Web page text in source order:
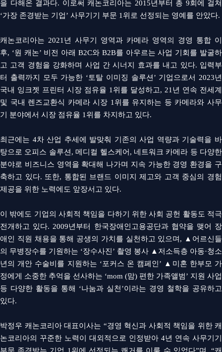
을 다해온 결과다. 이로써 캐논코리아는 2015년부터 총 9회에 걸쳐
‘가장 존경받는 기업’ 사무기기 부문 1 위로 선정되는 영예를 안았다.
캐논코리아는 2021 년 사무기 영역과 카메라 영역의 경영 통합 이
후, ‘원 캐논’ 비전 아래 B2C와 B2B를 아우르는 사업 기회를 발굴하
고 고객 경험을 강화하며 사업 간 시너지 효과를 내고 있다. 입력부
터 출력까지 모두 가능한 ‘토탈 이미징 솔루션’ 기업으로서
2023년
국내 잉크젯 프린터 시장 점유율 1 위를 달성하고, 21 년 연속 전세계
및 국내 렌즈교환식 카메라 시장 1 위를 유지하는 등 카메라와 사무
기 분야에서 시장 점유율 1 위를 차지하고 있다.
최근에는 4차 산업 추세에 발맞춰 기존의 사업 역량과 기술력을 바
탕으로 오피스 솔루션 ,메디컬 헬스케어 , 네트워크 카메라 등 다양한
분야로 비즈니스 영역을 확대해 나가며 지속 가능한 경영 환경을 구
축하고 있다. 또한, 통합된 브랜드 이미지 제고와 고객 중심의 경험
제공을 위한 노력에도 앞장서고 있다.
이 밖에도 기업의 사회적 책임을 다하기 위한 사회 공헌 활동도 적극
전개하고 있다. 2009년부터 한국장애인고용공단과 협약을 맺어 장
애인 직원 채용을 통해 공생의 가치를 실천하고 있으며 , ▲어르신들
의 무병장수를 기원하는 ‘장수사진’ 촬영 봉사 ▲저소득층 아동·청소
년의 개안 수술비를 지원하는 ‘포커스 온 캠페인’ ▲미혼 한부모 가
정에게 소중한 추억을 선사하는 ‘mom (맘) 편한 가족앨범’ 지원 사업
등 다양한 활동을 통해 ‘나눔과 실천’이라는 경영 철학을 공유하고
있다.
박정우 캐논코리아 대표이사는 “경영 혁신과 사회적 책임을 위한 캐
논코리아의 꾸준한 노력이 대외적으로 인정받아 4년 연속 사무기기